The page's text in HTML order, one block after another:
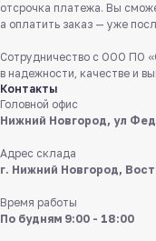
отсрочка платежа. Вы
а оплатить заказ — уже
Сотрудничество с ООО ПО
в надежности, качестве и
Контакты
Головной офис
Нижний Новгород, ул
Адрес склада
г. Нижний Новгород,
Время работы
По будням 9:00 - 18:00
Заказать звонок
Пишите нам
в мессенджерах
8 831 413 29 55
Бесплатно по России